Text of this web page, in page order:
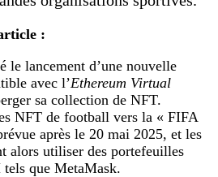
:
le lancement d’une nouvelle
avec l’Ethereum Virtual
sa collection de NFT.
NFT de football vers la « FIFA
après le 20 mai 2025, et les
alors utiliser des portefeuilles
que MetaMask.